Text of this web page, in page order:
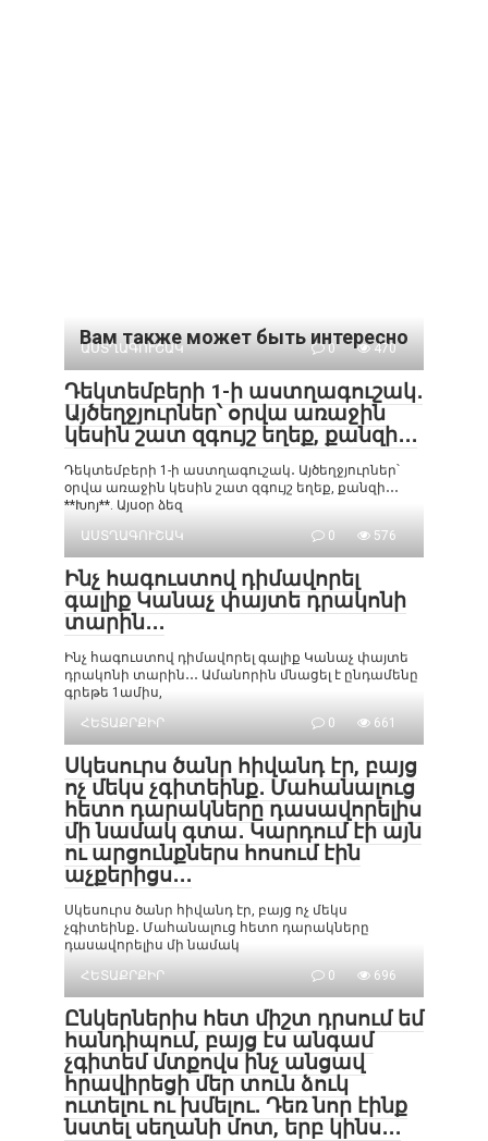
Вам также может быть интересно
ԱՍՏՂԱԳՈՒՇԱԿ 0 470
Դեկտեմբերի 1-ի աստղագուշակ․
Այծեղջյուրներ՝ օրվա առաջին
կեսին շատ զգույշ եղեք, քանզի․․․
Դեկտեմբերի 1-ի աստղագուշակ․ Այծեղջյուրներ՝
օրվա առաջին կեսին շատ զգույշ եղեք, քանզի․․․
**Խոյ**. Այսօր ձեզ
ԱՍՏՂԱԳՈՒՇԱԿ
0 576
Ինչ հագուստով դիմավորել
գալիք Կանաչ փայտե դրակոնի
տարին․․․
Ինչ հագուստով դիմավորել գալիք Կանաչ փայտե
դրակոնի տարին․․․ Ամանորին մնացել է ընդամենը
գրեթե 1ամիս,
ՀԵՏԱՔՐՔԻՐ
0 661
Սկեսուրս ծանր հիվանդ էր, բայց
ոչ մեկս չգիտեինք․ Մահանալուց
հետո դարակները դասավորելիս
մի նամակ գտա․ Կարդում էի այն
ու արցունքներս հոսում էին
աչքերիցս․․․
Սկեսուրս ծանր հիվանդ էր, բայց ոչ մեկս
չգիտեինք․ Մահանալուց հետո դարակները
դասավորելիս մի նամակ
ՀԵՏԱՔՐՔԻՐ
0 696
Ընկերներիս հետ միշտ դրսում եմ
հանդիպում, բայց էս անգամ
չգիտեմ մտքովս ինչ անցավ
հրավիրեցի մեր տուն ձուկ
ուտելու ու խմելու․ Դեռ նոր էինք
նստել սեղանի մոտ, երբ կինս․․․